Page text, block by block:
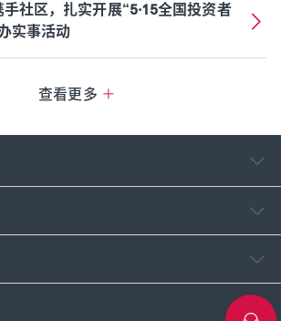
社区，扎实开展“5·15全国投资者
实事活动
查看更多